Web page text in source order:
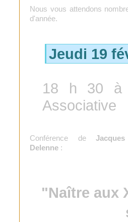
Nous vous attendons
d'année.
Jeudi 19
18 h 30 à
Associative
Conférence de Jacques
Delenne :
"Naître aux